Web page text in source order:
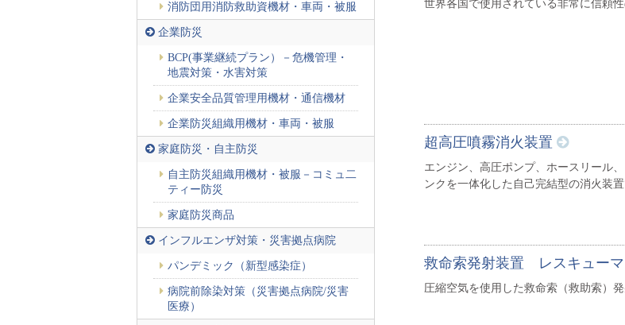
消防団用消防救助資機材・車両・被服
企業防災
BCP(事業継続プラン）－危機管理・
地震対策・水害対策
企業安全品質管理用機材・通信機材
企業防災組織用機材・車両・被服
家庭防災・自主防災
自主防災組織用機材・被服－コミュ二
ティー防災
家庭防災商品
インフルエンザ対策・災害拠点病院
パンデミック（新型感染症）
病院前除染対策（災害拠点病院/災害
医療）
世界各国で使用されている非常に信頼
超高圧噴霧消火装置
エンジン、高圧ポンプ、ホースリール
ンクを一体化した自己完結型の消火装置
救命索発射装置 レスキューマ
圧縮空気を使用した救命索（救助索）